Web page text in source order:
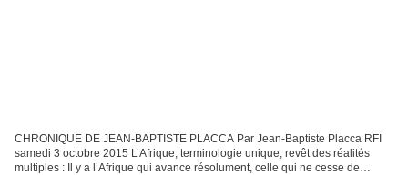
CHRONIQUE DE JEAN-BAPTISTE PLACCA Par Jean-Baptiste Placca RFI
samedi 3 octobre 2015 L’Afrique, terminologie unique, revêt des réalités
multiples : Il y a l’Afrique qui avance résolument, celle qui ne cesse de